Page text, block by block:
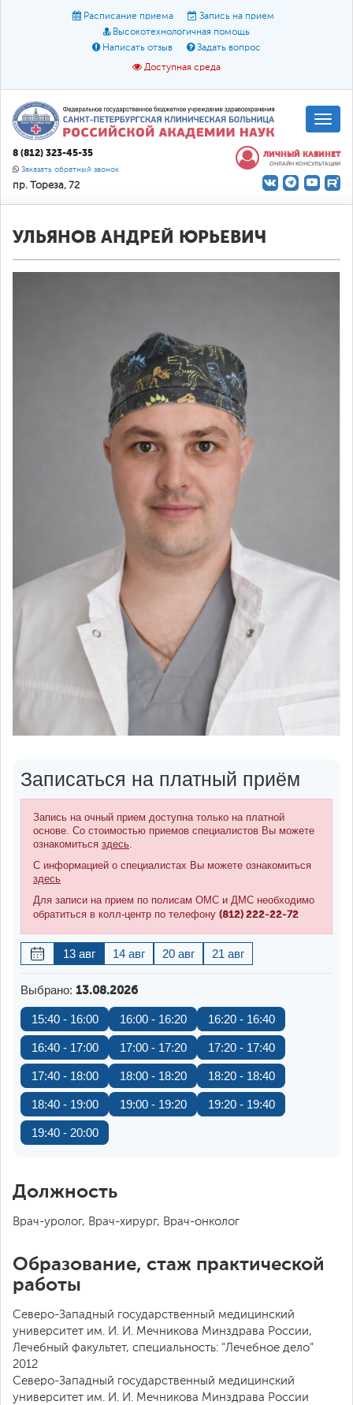
Расписание приема
Запись на прием
Высокотехнологичная помощь
Написать отзыв
Задать вопрос
Доступная среда
Размер шрифта: A A A
Цвет:
О доступной среде
8 (812) 323-45-35
Заказать обратный звонок
пр. Тореза, 72
ЛИЧНЫЙ КАБИНЕТ
ОНЛАЙН КОНСУЛЬТАЦИИ
УЛЬЯНОВ АНДРЕЙ ЮРЬЕВИЧ
Записаться на платный приём
Запись на очный прием доступна только на платной
основе. Со стоимостью приемов специалистов Вы можете
ознакомиться здесь.
С информацией о специалистах Вы можете ознакомиться
здесь
Для записи на прием по полисам ОМС и ДМС необходимо
обратиться в колл-центр по телефону (812) 222-22-72
13 авг 14 авг 20 авг 21 авг
Выбрано: 13.08.2026
15:40 - 16:00 16:00 - 16:20 16:20 - 16:40
16:40 - 17:00 17:00 - 17:20 17:20 - 17:40
17:40 - 18:00 18:00 - 18:20 18:20 - 18:40
18:40 - 19:00 19:00 - 19:20 19:20 - 19:40
19:40 - 20:00
Должность
Врач-уролог, Врач-хирург, Врач-онколог
Образование, стаж практической
работы
Северо-Западный государственный медицинский
университет им. И. И. Мечникова Минздрава России,
Лечебный факультет, специальность: "Лечебное дело"
2012
Северо-Западный государственный медицинский
университет им. И. И. Мечникова Минздрава России